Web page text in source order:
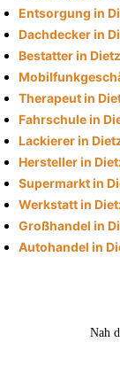
Entsorgung in
Dachdecker in
Bestatter in
Therapeut in
Fahrschule in
Lackierer in
Hersteller in
Supermarkt in
Werkstatt in
Großhandel in
Autohandel in
Nah